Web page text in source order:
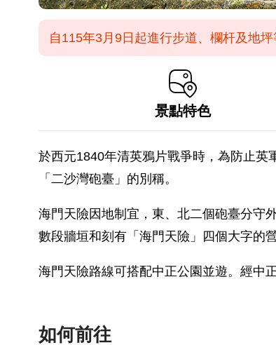
自115年3月9日起進行步道、欄杆及地
景點特色
於西元1840年清英鴉片戰爭時，為防止
「二沙灣砲臺」的別稱。
海門天險因地制宜，東、北二個砲臺分守
數段牆垣和刻有「海門天險」四個大字的營
海門天險路線可搭配中正公園並遊。經中
如何前往